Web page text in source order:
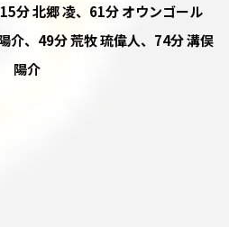
分 北郷 凌、61分 オウンゴール
介、49分 荒牧 琉偉人、74分 溝俣
陽介